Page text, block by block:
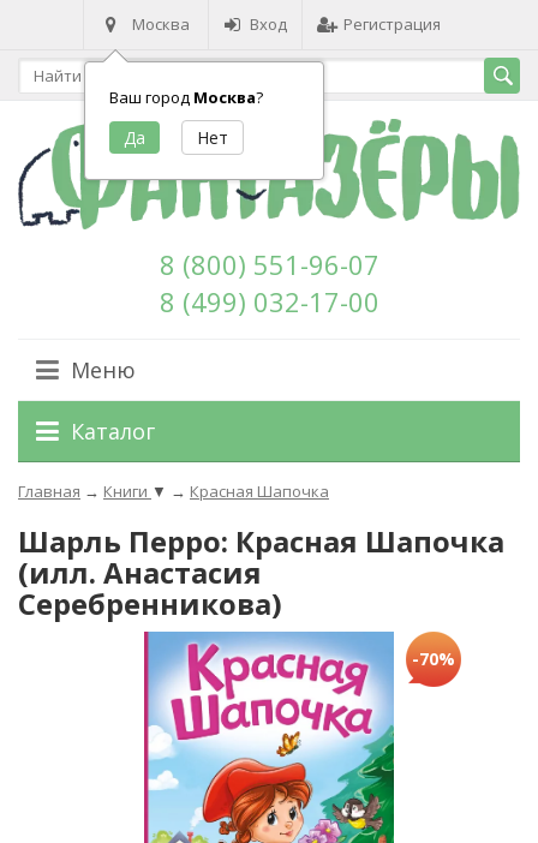
Москва
Ваш город Москва?
Вход Регистрация
8 (800) 551-96-07
8 (499) 032-17-00
Меню
Каталог
Главная → Книги ▼ → Красная Шапочка
Шарль Перро: Красная Шапочка
(илл. Анастасия
Серебренникова)
-70%